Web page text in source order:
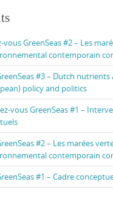
vous GreenSeas #2 – Les
contemporain
#3 – Dutch
policy and politics
vous GreenSeas #1 –
#2 – Les marées
contemporain
#1 – Cadre